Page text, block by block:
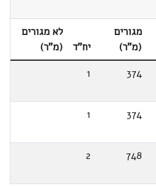
מגורים
(מ"ר)
יח"ד
לא מגורים
(מ"ר)
374
1
374
1
748
2